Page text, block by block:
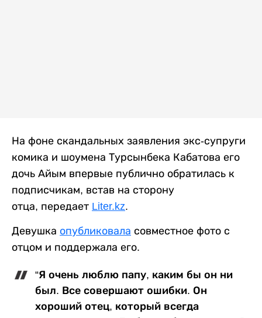
На фоне скандальных заявления экс-супруги
комика и шоумена Турсынбека Кабатова его
дочь Айым впервые публично обратилась к
подписчикам, встав на сторону
отца, передает Liter.kz.
Девушка опубликовала совместное фото с
отцом и поддержала его.
“Я очень люблю папу, каким бы он ни
был. Все совершают ошибки. Он
хороший отец, который всегда